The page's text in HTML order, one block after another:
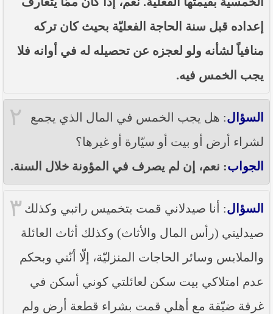
----- تصريح حول الأوضاع الراهنة في العراق
في كربلاء المقدسة فضيلة العلاّمة الشيخ عبد المهدي
) بعد سيطرة (داعش) على مناطق واسعة في محافظتي
نينوى وصلاح الدين وإعلانها أنها تستهدف بقية
بيان صادر من مكتب سماحة السيد السيستاني -دام ظلّه
محافظة نينوى
إعداده قبل سنة الحاجة الفعليّة بحيث كان تركه
منافياً لشأنه ولو لعجزه عن تحصيله له في أوانه فلا
يجب الخمس فيه.
٢ السؤال: هل يجب الخمس في المال الذي يجمع
لشراء أرض أو بيت أو سيّارة أو غيرها؟
الجواب: نعم، إن لم يصرف في المؤونة خلال السنة.
٣ السؤال: أنا صيدلاني قمت بتخميس راتبي وكذلك
صيدليتي (رأس المال والأثاث) وكذلك أثاث العائلة
والملابس وسائر الحاجات المنزليّة، إلّا أنّني وبحكم
عدم امتلاكي بيت سكن لعائلتي كوني أسكن في
غرفة ضيّقة مع أهلي قمت بشراء قطعة أرض ولم